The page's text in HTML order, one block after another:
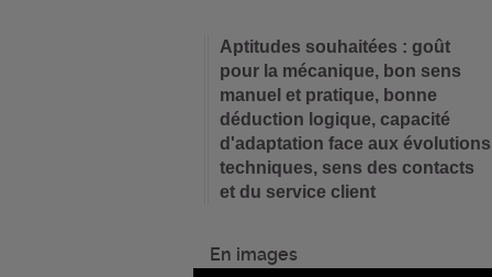
Aptitudes souhaitées : goût
pour la mécanique, bon sens
manuel et pratique, bonne
déduction logique, capacité
d'adaptation face aux évolutions
techniques, sens des contacts
et du service client
En images